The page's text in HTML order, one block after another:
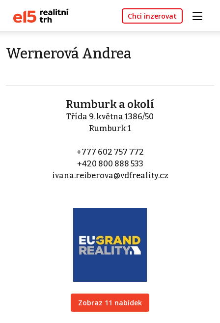
Chci inzerovat
Wernerová Andrea
Rumburk a okolí
Třída 9. května 1386/50
Rumburk 1
+777 602 757 772
+420 800 888 533
ivana.reiberova@vdfreality.cz
Zobraz 11 nabídek